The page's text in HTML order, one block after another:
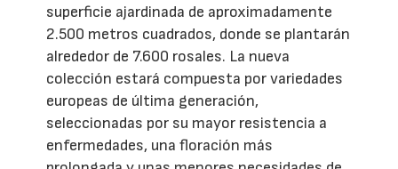
superficie ajardinada de aproximadamente
2.500 metros cuadrados, donde se plantarán
alrededor de 7.600 rosales. La nueva
colección estará compuesta por variedades
europeas de última generación,
seleccionadas por su mayor resistencia a
enfermedades, una floración más